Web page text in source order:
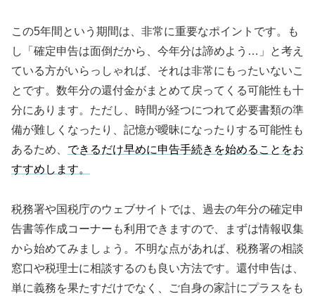
この5年間という期間は、非常に重要なポイントです。も
し「確定申告は面倒だから、今年分は諦めよう…」と考え
ている方がいらっしゃれば、それは非常にもったいないこ
とです。数年分の還付金がまとめて戻ってくる可能性も十
分にあります。ただし、時間が経つにつれて必要書類の準
備が難しくなったり、記憶が曖昧になったりする可能性も
あるため、 できるだけ早めに申告手続きを始めることをお
すすめします。
税務署や国税庁のウェブサイトでは、過去の年分の確定申
告書等作成コーナーも利用できますので、まずは情報収集
から始めてみましょう。不明な点があれば、税務署の相談
窓口や税理士に相談するのも良い方法です。還付申告は、
単に義務を果たすだけでなく、ご自身の家計にプラスをも